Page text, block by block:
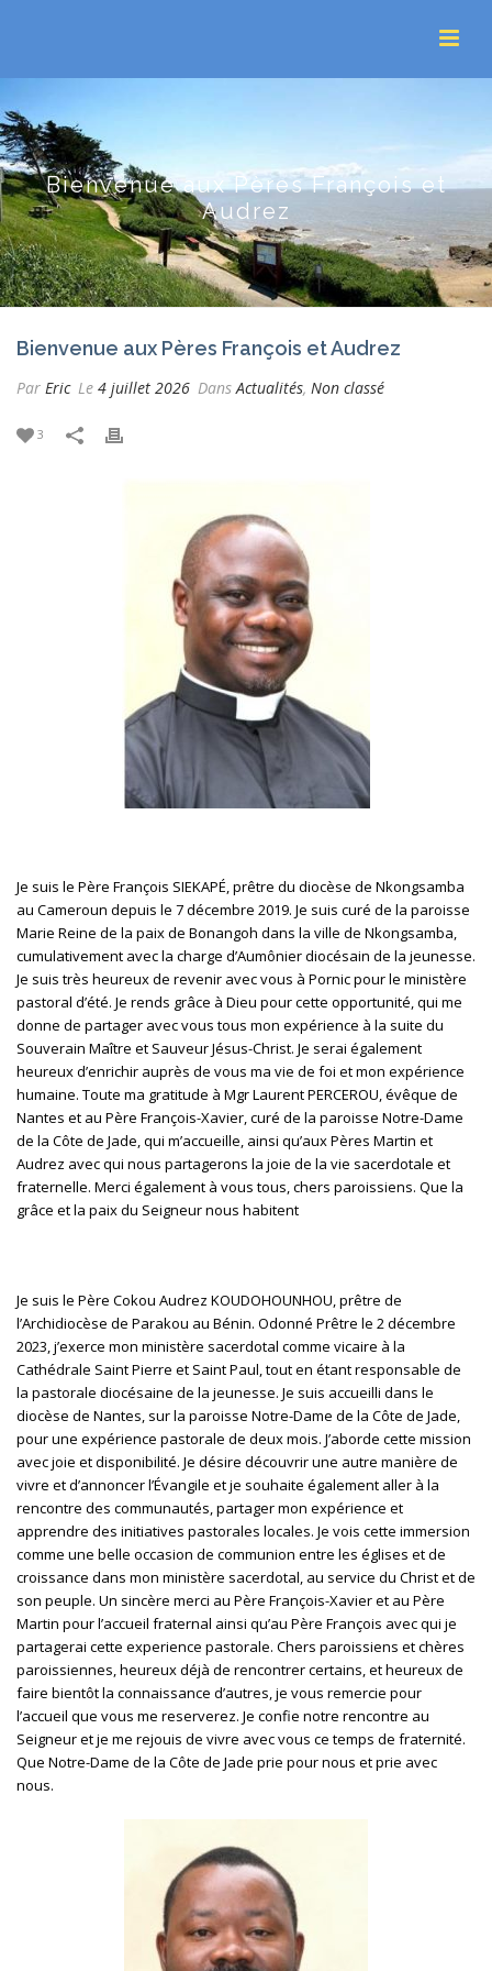
Bienvenue aux Pères François et
Audrez
Bienvenue aux Pères François et Audrez
Par Eric Le 4 juillet 2026 DansActualités, Non classé
3
Je suis le Père François SIEKAPÉ,prêtre du diocèse de Nkongsamba
au Cameroun depuis le 7 décembre 2019. Je suis curé de la paroisse
Marie Reine de la paix de Bonangoh dans la ville de Nkongsamba,
cumulativement avec la charge d’Aumônier diocésain de la jeunesse.
Je suis très heureux de revenir avec vous à Pornic pour le ministère
pastoral d’été. Je rends grâce à Dieu pour cette opportunité, qui me
donne de partager avec vous tous mon expérience à la suite du
Souverain Maître et Sauveur Jésus-Christ. Je serai également
heureux d’enrichir auprès de vous ma vie de foi et mon expérience
humaine. Toute ma gratitude à Mgr Laurent PERCEROU, évêque de
Nantes et au Père François-Xavier, curé de la paroisse Notre-Dame
de la Côte de Jade, qui m’accueille, ainsi qu’aux Pères Martin et
Audrez avec qui nous partagerons la joie de la vie sacerdotale et
fraternelle. Merci également à vous tous, chers paroissiens. Que la
grâce et la paix du Seigneur nous habitent
Je suis le Père Cokou Audrez KOUDOHOUNHOU, prêtre de
l’Archidiocèse de Parakou au Bénin. Odonné Prêtre le 2 décembre
2023, j’exerce mon ministère sacerdotal comme vicaire à la
Cathédrale Saint Pierre et Saint Paul, tout en étant responsable de
la pastorale diocésaine de la jeunesse. Je suis accueilli dans le
diocèse de Nantes, sur la paroisse Notre-Dame de la Côte de Jade,
pour une expérience pastorale de deux mois. J’aborde cette mission
avec joie et disponibilité. Je désire découvrir une autre manière de
vivre et d’annoncer l’Évangile et je souhaite également aller à la
rencontre des communautés, partager mon expérience et
apprendre des initiatives pastorales locales. Je vois cette immersion
comme une belle occasion de communion entre les églises et de
croissance dans mon ministère sacerdotal, au service du Christ et de
son peuple. Un sincère merci au Père François-Xavier et au Père
Martin pour l’accueil fraternal ainsi qu’au Père François avec qui je
partagerai cette experience pastorale. Chers paroissiens et chères
paroissiennes, heureux déjà de rencontrer certains, et heureux de
faire bientôt la connaissance d’autres, je vous remercie pour
l’accueil que vous me reserverez. Je confie notre rencontre au
Seigneur et je me rejouis de vivre avec vous ce temps de fraternité.
Que Notre-Dame de la Côte de Jade prie pour nous et prie avec
nous.